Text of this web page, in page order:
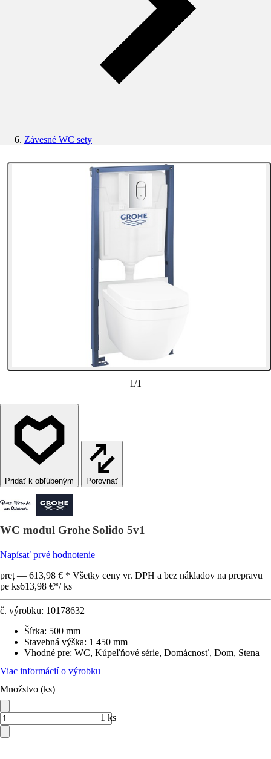
Závesné WC sety
1/1
Porovnať
WC modul Grohe Solido 5v1
Napísať prvé hodnotenie
preț — 613,98 € * Všetky ceny vr. DPH a bez nákladov na prepravu
pe ks613,98 €*/ ks
č. výrobku: 10178632
Šírka: 500 mm
Stavebná výška: 1 450 mm
Vhodné pre: WC, Kúpeľňové série, Domácnosť, Dom, Stena
Viac informácií o výrobku
Množstvo (ks)
1 ks